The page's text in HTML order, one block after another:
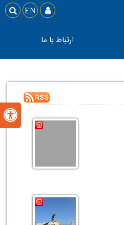
 EN 
ارتباط با ما
